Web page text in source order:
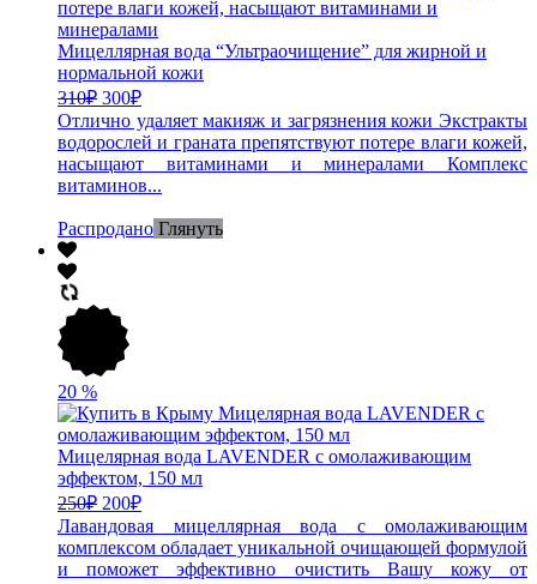
Мицеллярная вода “Ультраочищение” для жирной и
нормальной кожи
310₽ 300₽
Отлично удаляет макияж и загрязнения кожи Экстракты
водорослей и граната препятствуют потере влаги кожей,
насыщают витаминами и минералами Комплекс
витаминов...
Распродано Глянуть
20 %
Мицелярная вода LAVENDER с омолаживающим
эффектом, 150 мл
250₽ 200₽
Лавандовая мицеллярная вода с омолаживающим
комплексом обладает уникальной очищающей формулой
и поможет эффективно очистить Вашу кожу от